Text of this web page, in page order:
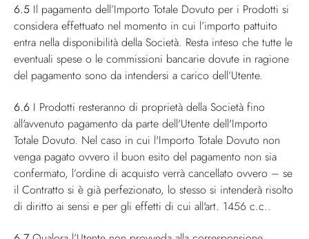
6.5 Il pagamento dell’Importo Totale Dovuto per i Prodotti si
considera effettuato nel momento in cui l’importo pattuito
entra nella disponibilità della Società. Resta inteso che tutte le
eventuali spese o le commissioni bancarie dovute in ragione
del pagamento sono da intendersi a carico dell’Utente.
6.6 I Prodotti resteranno di proprietà della Società fino
all'avvenuto pagamento da parte dell'Utente dell'Importo
Totale Dovuto. Nel caso in cui l'Importo Totale Dovuto non
venga pagato ovvero il buon esito del pagamento non sia
confermato, l’ordine di acquisto verrà cancellato ovvero – se
il Contratto si è già perfezionato, lo stesso si intenderà risolto
di diritto ai sensi e per gli effetti di cui all'art. 1456 c.c..